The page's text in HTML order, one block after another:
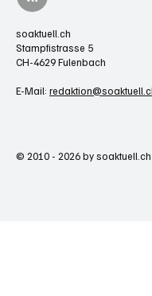
soaktuell.ch
Stampfistrasse 5
CH-4629 Fulenbach
E-Mail:
© 2010 - 2026 by